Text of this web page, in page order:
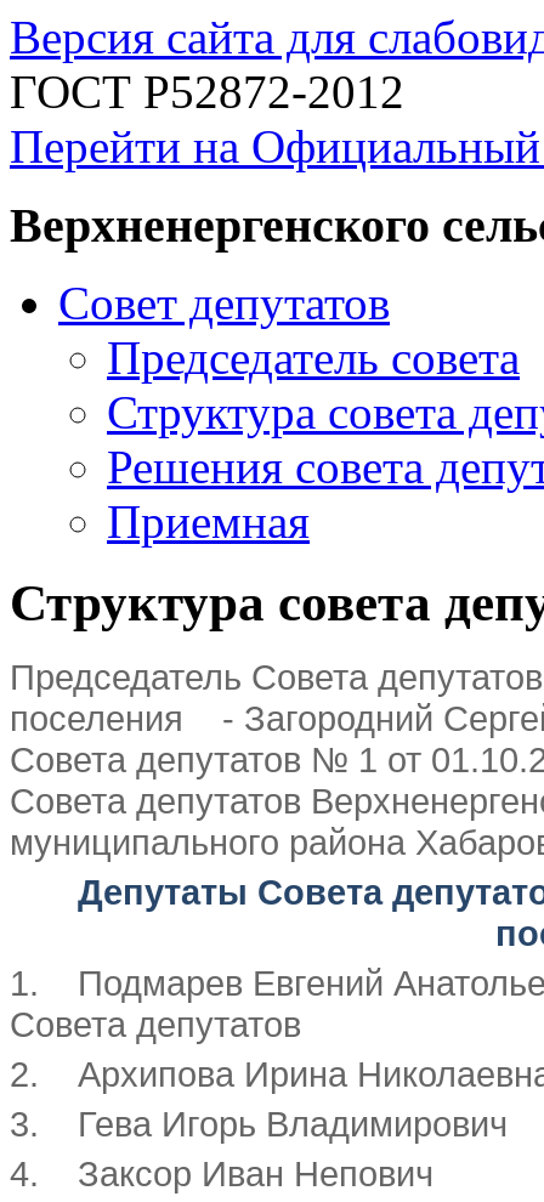
Версия сайта для
ГОСТ Р52872-2012
Перейти на
Верхненергенского
Совет депутатов
Председатель совета
Структура совета
Решения совета
Приемная
Структура совета
Председатель Совета
поселения - Загородний
Совета депутатов № 1 от
Совета депутатов
муниципального района
Депутаты Совета
1. Подмарев Евгений
Совета депутатов
2. Архипова Ирина
3. Гева Игорь Владимирович
4. Заксор Иван Непович